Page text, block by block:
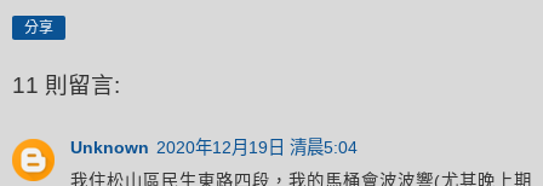
分享
11 則留言:
Unknown 2020年12月19日 清晨5:04
我住松山區民生東路四段，我的馬桶會波波響(尤其晚上期